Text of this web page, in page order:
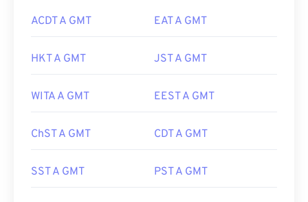
ACDT A GMT EAT A GMT
HKT A GMT JST A GMT
WITA A GMT EEST A GMT
ChST A GMT CDT A GMT
SST A GMT PST A GMT